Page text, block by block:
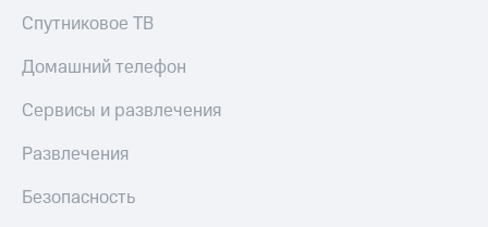
Спутниковое ТВ
Домашний телефон
Сервисы и развлечения
Развлечения
Безопасность